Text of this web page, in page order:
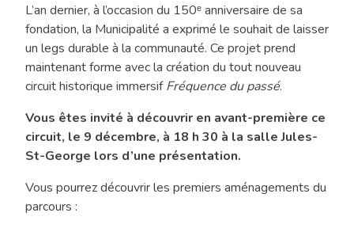
Chronique
«
Tout
l’monde
en
»
édition
de
novembre
L’an dernier, à l’occasion du 150ᵉ anniversaire de sa
fondation, la Municipalité a exprimé le souhait de laisser
un legs durable à la communauté. Ce projet prend
maintenant forme avec la création du tout nouveau
circuit historique immersifFréquence du passé.
Vous êtes invité à découvrir en avant-première ce
circuit, le 9 décembre, à 18 h 30 à la salle Jules-
St-George lors d’une présentation.
Vous pourrez découvrir les premiers aménagements du
parcours :